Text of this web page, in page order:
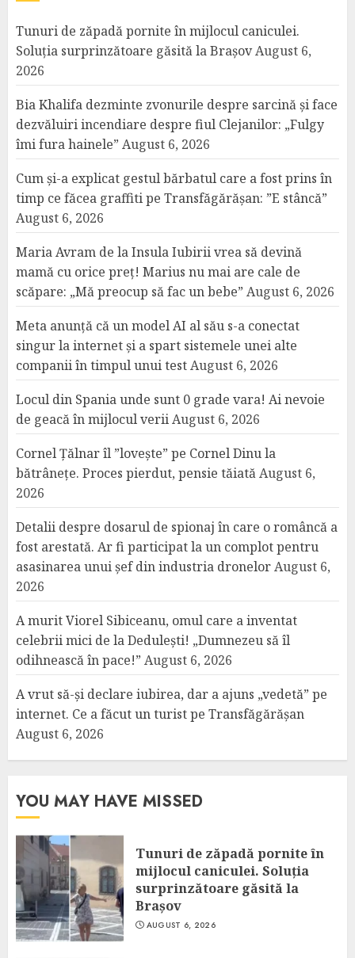
Tunuri de zăpadă pornite în mijlocul caniculei.
Soluția surprinzătoare găsită la BrașovAugust 6,
2026
Bia Khalifa dezminte zvonurile despre sarcină și face
dezvăluiri incendiare despre fiul Clejanilor: „Fulgy
îmi fura hainele” August 6, 2026
Cum și-a explicat gestul bărbatul care a fost prins în
timp ce făcea graffiti pe Transfăgărășan: ”E stâncă”
August 6, 2026
Maria Avram de la Insula Iubirii vrea să devină
mamă cu orice preț! Marius nu mai are cale de
scăpare: „Mă preocup să fac un bebe” August 6, 2026
Meta anunță că un model AI al său s-a conectat
singur la internet și a spart sistemele unei alte
companii în timpul unui testAugust 6, 2026
Locul din Spania unde sunt 0 grade vara! Ai nevoie
de geacă în mijlocul veriiAugust 6, 2026
Cornel Țălnar îl ”lovește” pe Cornel Dinu la
bătrânețe. Proces pierdut, pensie tăiatăAugust 6,
2026
Detalii despre dosarul de spionaj în care o româncă a
fost arestată. Ar fi participat la un complot pentru
asasinarea unui șef din industria dronelorAugust 6,
2026
A murit Viorel Sibiceanu, omul care a inventat
celebrii mici de la Dedulești! „Dumnezeu să îl
odihnească în pace!” August 6, 2026
A vrut să-și declare iubirea, dar a ajuns „vedetă” pe
internet. Ce a făcut un turist pe Transfăgărășan
August 6, 2026
YOU MAY HAVE MISSED
Tunuri de zăpadă pornite în
mijlocul caniculei. Soluția
surprinzătoare găsită la
Brașov
AUGUST 6, 2026